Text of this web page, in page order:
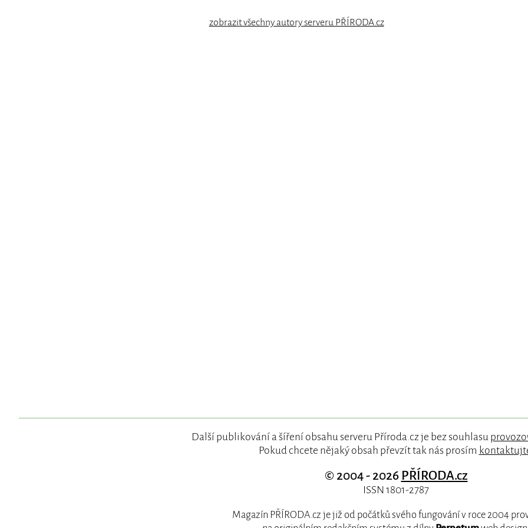
zobrazit všechny autory serveru PŘÍRODA.cz
Další publikování a šíření obsahu serveru Příroda.cz je bez souhlasu
Pokud chcete nějaký obsah převzít tak nás prosím
© 2004 - 2026 PŘÍRODA.cz
ISSN 1801-2787
Magazín PŘÍRODA.cz je již od počátků svého fungování v roce 2004